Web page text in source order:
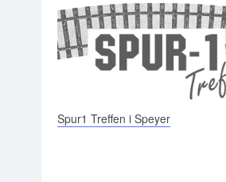
Spur1 Treffen i Speyer